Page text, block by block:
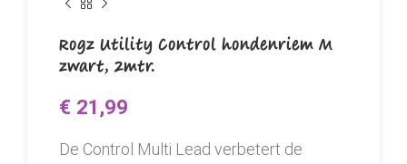
Rogz Utility Control hondenriem M
zwart, 2mtr.
€ 21,99
De Control Multi Lead verbetert de